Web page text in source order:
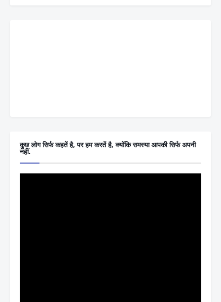
कुछ लोग सिर्फ कहतें है, पर हम करतें है, क्योंकि समस्या आपकी सिर्फ अपनी
नहीं.